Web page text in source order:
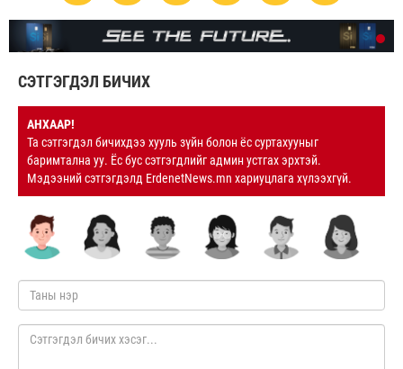
СЭТГЭГДЭЛ БИЧИХ
АНХААР!
Та сэтгэгдэл бичихдээ хууль зүйн болон ёс суртахууныг
баримтална уу. Ёс бус сэтгэгдлийг админ устгах эрхтэй.
Мэдээний сэтгэгдэлд ErdenetNews.mn хариуцлага хүлээхгүй.